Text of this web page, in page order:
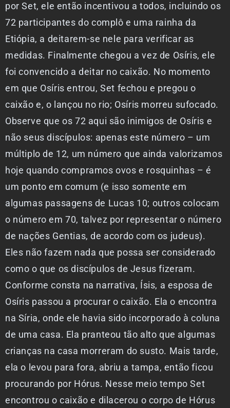
por Set, ele então incentivou a todos, incluindo os
72 participantes do complô e uma rainha da
Etiópia, a deitarem-se nele para verificar as
medidas. Finalmente chegou a vez de Osíris, ele
foi convencido a deitar no caixão. No momento
em que Osíris entrou, Set fechou e pregou o
caixão e, o lançou no rio; Osíris morreu sufocado.
Observe que os 72 aqui são inimigos de Osíris e
não seus discípulos: apenas este número – um
múltiplo de 12, um número que ainda valorizamos
hoje quando compramos ovos e rosquinhas – é
um ponto em comum (e isso somente em
algumas passagens de Lucas 10; outros colocam
o número em 70, talvez por representar o número
de nações Gentias, de acordo com os judeus).
Eles não fazem nada que possa ser considerado
como o que os discípulos de Jesus fizeram.
Conforme consta na narrativa, Ísis, a esposa de
Osíris passou a procurar o caixão. Ela o encontra
na Síria, onde ele havia sido incorporado à coluna
de uma casa. Ela pranteou tão alto que algumas
crianças na casa morreram do susto. Mais tarde,
ela o levou para fora, abriu a tampa, então ficou
procurando por Hórus. Nesse meio tempo Set
encontrou o caixão e dilacerou o corpo de Hórus